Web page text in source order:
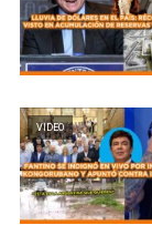
VIDEO